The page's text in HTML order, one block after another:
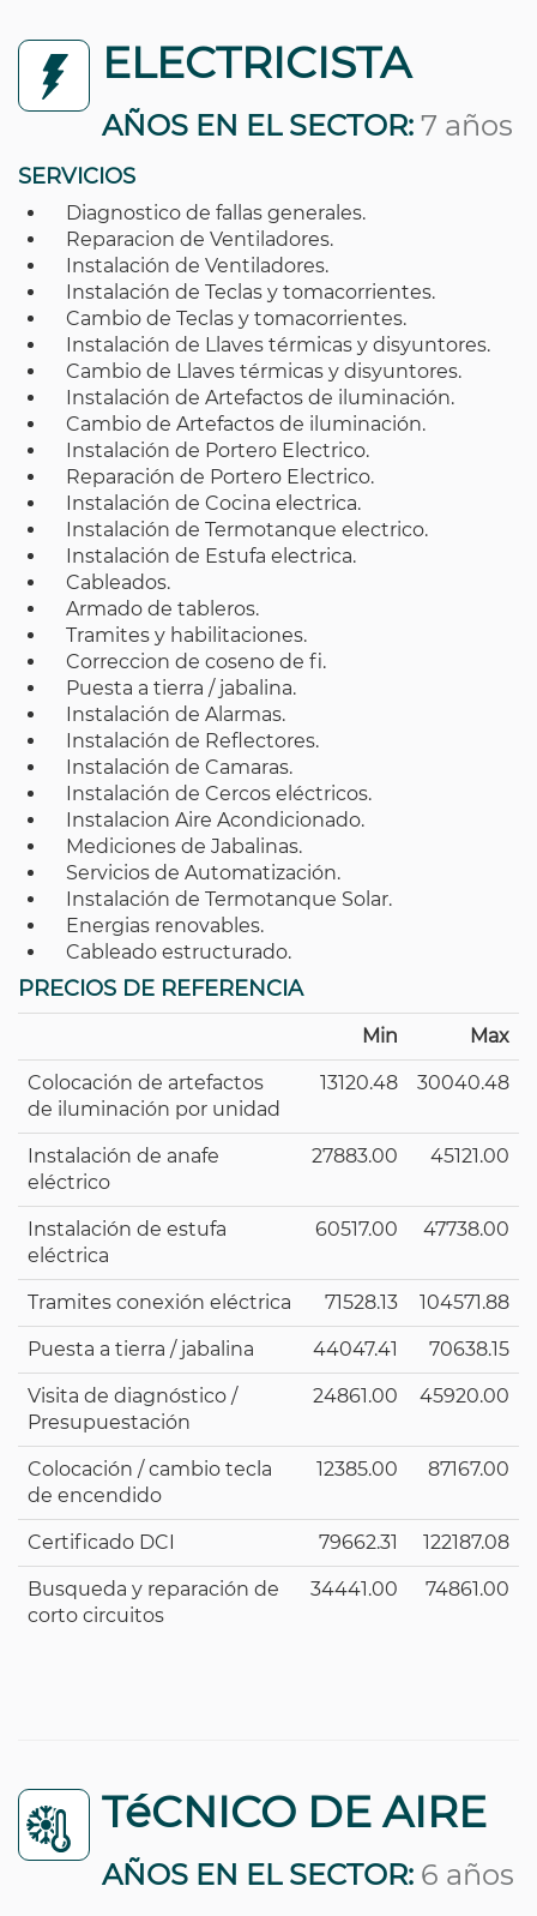
ELECTRICISTA
AÑOS EN EL SECTOR: 7 años
SERVICIOS
Diagnostico de fallas generales.
Reparacion de Ventiladores.
Instalación de Ventiladores.
Instalación de Teclas y tomacorrientes.
Cambio de Teclas y tomacorrientes.
Instalación de Llaves térmicas y disyuntores.
Cambio de Llaves térmicas y disyuntores.
Instalación de Artefactos de iluminación.
Cambio de Artefactos de iluminación.
Instalación de Portero Electrico.
Reparación de Portero Electrico.
Instalación de Cocina electrica.
Instalación de Termotanque electrico.
Instalación de Estufa electrica.
Cableados.
Armado de tableros.
Tramites y habilitaciones.
Correccion de coseno de fi.
Puesta a tierra / jabalina.
Instalación de Alarmas.
Instalación de Reflectores.
Instalación de Camaras.
Instalación de Cercos eléctricos.
Instalacion Aire Acondicionado.
Mediciones de Jabalinas.
Servicios de Automatización.
Instalación de Termotanque Solar.
Energias renovables.
Cableado estructurado.
PRECIOS DE REFERENCIA
Min Max
Colocación de artefactos
de iluminación por unidad
13120.48 30040.48
Instalación de anafe
eléctrico
27883.00 45121.00
Instalación de estufa
eléctrica
60517.00 47738.00
Tramites conexión eléctrica 71528.13 104571.88
Puesta a tierra / jabalina 44047.41 70638.15
Visita de diagnóstico /
Presupuestación
24861.00 45920.00
Colocación / cambio tecla
de encendido
12385.00 87167.00
Certificado DCI 79662.31 122187.08
Busqueda y reparación de
corto circuitos
34441.00 74861.00
TéCNICO DE AIRE
AÑOS EN EL SECTOR: 6 años